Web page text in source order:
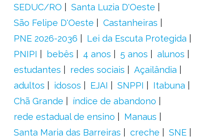
SEDUC/RO
Santa Luzia D'Oeste
São Felipe D'Oeste
Castanheiras
PNE 2026-2036
Lei da Escuta Protegida
PNIPI
bebês 4 anos 5 anos
alunos
estudantes
redes sociais
Açailândia
adultos
idosos EJAI SNPPI
Itabuna
Chã Grande
índice de abandono
rede estadual de ensino
Manaus
Santa Maria das Barreiras
creche
SNE